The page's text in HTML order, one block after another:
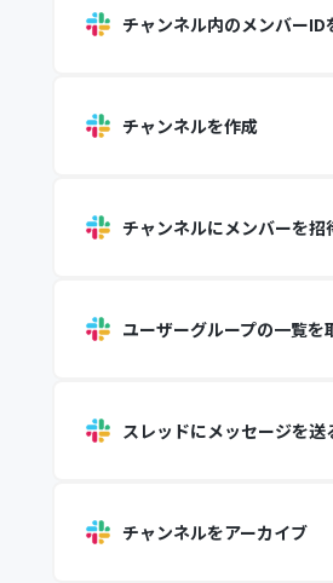
チャンネル内のメンバーID
チャンネルを作成
チャンネルにメンバーを招
ユーザーグループの一覧を
スレッドにメッセージを送
チャンネルをアーカイブ